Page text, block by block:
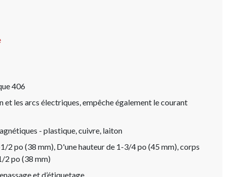
406
et les arcs électriques, empêche également le courant
- plastique, cuivre, laiton
2 po (38 mm), D'une hauteur de 1-3/4 po (45 mm), corps
2 po (38 mm)
et d’étiquetage